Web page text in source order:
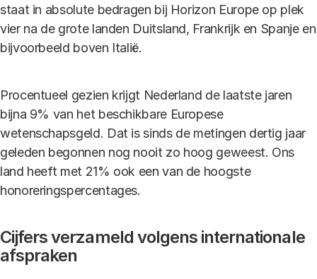
staat in absolute bedragen bij Horizon Europe op plek
vier na de grote landen Duitsland, Frankrijk en Spanje en
bijvoorbeeld boven Italië.
Procentueel gezien krijgt Nederland de laatste jaren
bijna 9% van het beschikbare Europese
wetenschapsgeld. Dat is sinds de metingen dertig jaar
geleden begonnen nog nooit zo hoog geweest. Ons
land heeft met 21% ook een van de hoogste
honoreringspercentages.
Cijfers verzameld volgens internationale
afspraken